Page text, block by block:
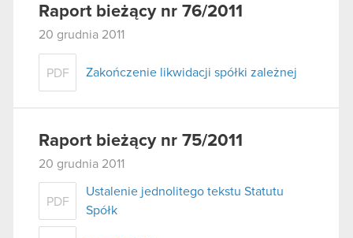
Raport bieżący nr 76/2011
20 grudnia 2011
PDF Zakończenie likwidacji spółki zależnej
Raport bieżący nr 75/2011
20 grudnia 2011
PDF
Ustalenie jednolitego tekstu Statutu
Spółk